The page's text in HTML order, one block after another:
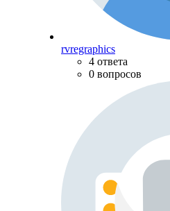
rvregraphics
4 ответа
0 вопросов